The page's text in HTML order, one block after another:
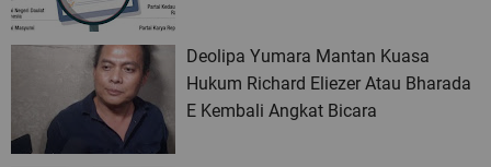
Deolipa Yumara Mantan Kuasa
Hukum Richard Eliezer Atau Bharada
E Kembali Angkat Bicara